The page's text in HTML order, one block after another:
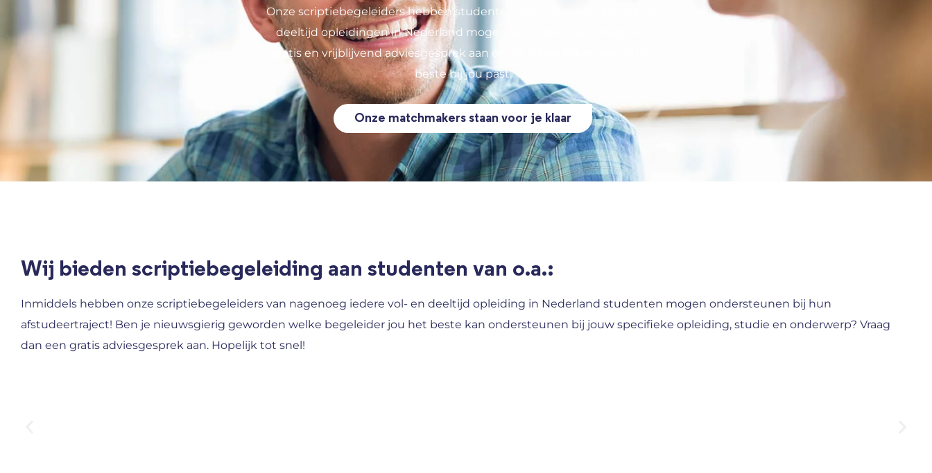
Onze scriptiebegeleiders hebben studenten van nagenoeg alle vol- en
deeltijd opleidingen in Nederland mogen ondersteunen. Vraag een
gratis en vrijblijvend adviesgesprek aan en wij zullen kijken wie er het
beste bij jou past.
Onze matchmakers staan voor je klaar
Wij bieden scriptiebegeleiding aan studenten van o.a.:
Inmiddels hebben onze scriptiebegeleiders van nagenoeg iedere vol- en deeltijd opleiding in Nederland studenten mogen ondersteunen bij hun
afstudeertraject! Ben je nieuwsgierig geworden welke begeleider jou het beste kan ondersteunen bij jouw specifieke opleiding, studie en onderwerp? Vraag
dan een gratis adviesgesprek aan. Hopelijk tot snel!